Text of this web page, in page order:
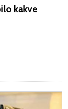
kakve